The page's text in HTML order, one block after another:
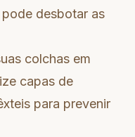
desbotar as
colchas em
capas de
para prevenir